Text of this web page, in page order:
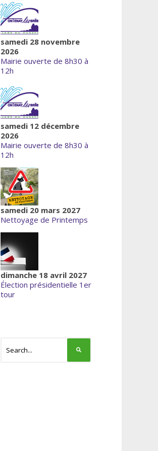
samedi 28 novembre
2026
Mairie ouverte de 8h30 à
12h
samedi 12 décembre
2026
Mairie ouverte de 8h30 à
12h
samedi 20 mars 2027
Nettoyage de Printemps
dimanche 18 avril 2027
Élection présidentielle 1er
tour